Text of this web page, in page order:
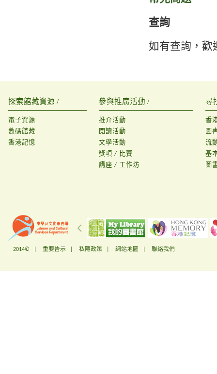
查詢
如有查詢，歡
探索館藏資源 /
電子資源
數碼館藏
香港記憶
參與推廣活動 /
推介活動
閱讀活動
文學活動
獎項 / 比賽
講座 / 工作坊
尋
香
圖
流
基
圖
2014© | 重要告示 私隱政策 網站地圖 聯絡我們